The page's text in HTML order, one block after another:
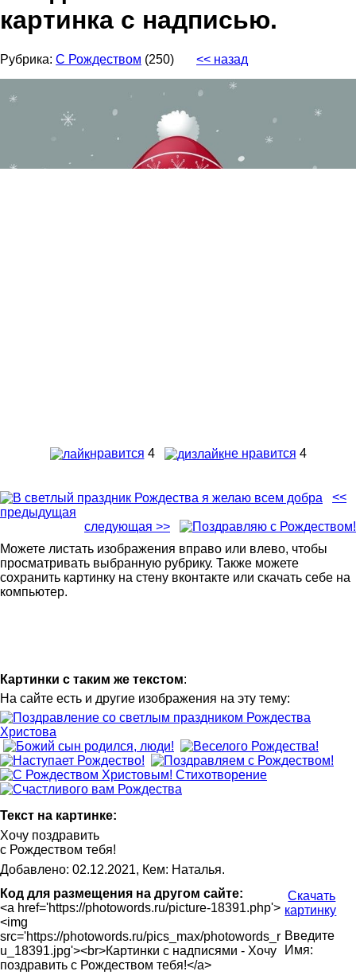
картинка с надписью.
Рубрика: С Рождеством (250) << назад
нравится 4 не нравится 4
<<
предыдущая
следующая >>
Можете листать изображения вправо или влево, чтобы
просматривать выбранную рубрику. Также можете
сохранить картинку на стену вконтакте или скачать себе на
компьютер.
Картинки с таким же текстом:
На сайте есть и другие изображения на эту тему:
Текст на картинке:
Хочу поздравить
с Рождеством тебя!
Добавлено: 02.12.2021, Кем: Наталья.
Код для размещения на другом сайте:
<a href='https://photowords.ru/picture-18391.php'>
<img
src='https://photowords.ru/pics_max/photowords_r
u_18391.jpg'><br>Картинки с надписями - Хочу
поздравить с Рождеством тебя!</a>
Скачать
картинку
Введите
Имя: